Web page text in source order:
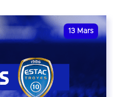
13 Mars